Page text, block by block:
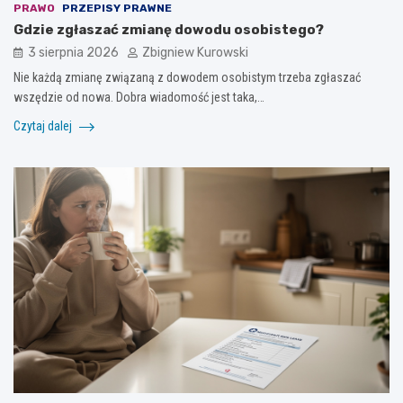
PRAWO PRZEPISY PRAWNE
Gdzie zgłaszać zmianę dowodu osobistego?
3 sierpnia 2026 Zbigniew Kurowski
Nie każdą zmianę związaną z dowodem osobistym trzeba zgłaszać
wszędzie od nowa. Dobra wiadomość jest taka,…
Czytaj dalej